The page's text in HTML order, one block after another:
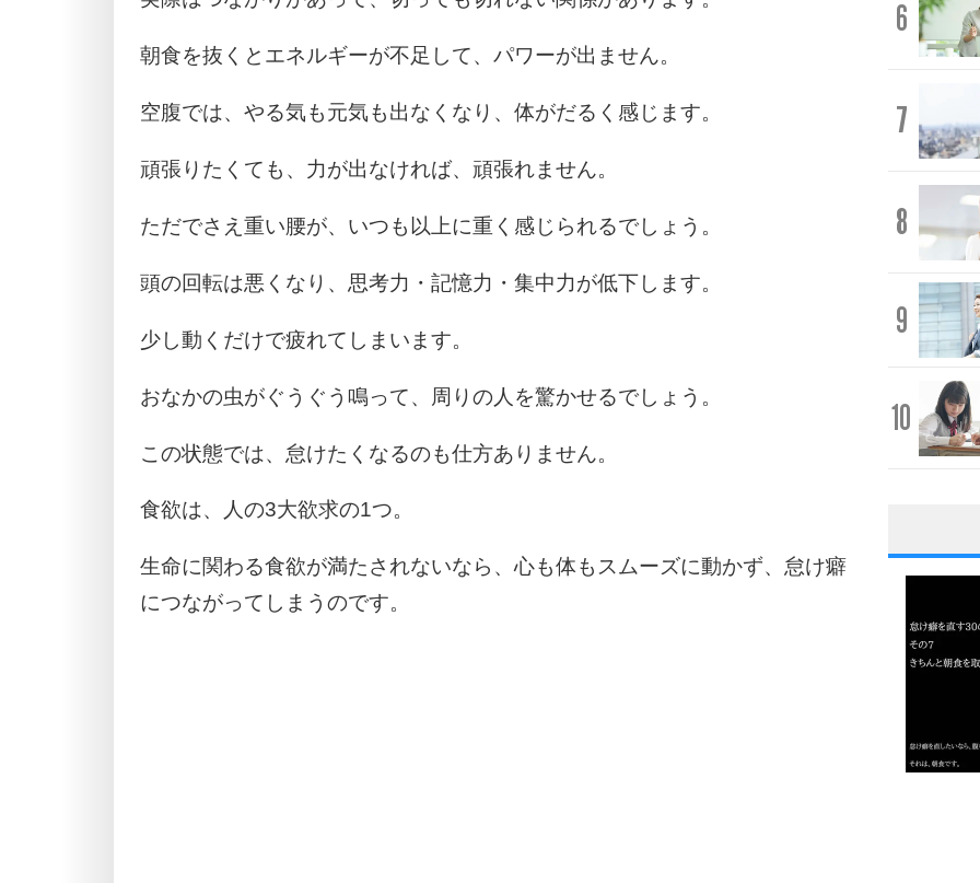
朝食を抜くとエネルギーが不足して、パワーが出ません。
空腹では、やる気も元気も出なくなり、体がだるく感じます。
頑張りたくても、力が出なければ、頑張れません。
ただでさえ重い腰が、いつも以上に重く感じられるでしょう。
頭の回転は悪くなり、思考力・記憶力・集中力が低下します。
少し動くだけで疲れてしまいます。
おなかの虫がぐうぐう鳴って、周りの人を驚かせるでしょう。
この状態では、怠けたくなるのも仕方ありません。
食欲は、人の3大欲求の1つ。
生命に関わる食欲が満たされないなら、心も体もスムーズに動かず、怠け癖
につながってしまうのです。
6
7
8
9
10
1
3